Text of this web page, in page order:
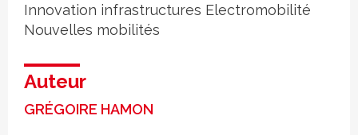
Innovation infrastructures Electromobilité
Nouvelles mobilités
Auteur
GRÉGOIRE HAMON